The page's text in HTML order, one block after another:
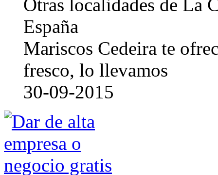
Otras localidades de La
España
Mariscos Cedeira te
fresco, lo llevamos
30-09-2015